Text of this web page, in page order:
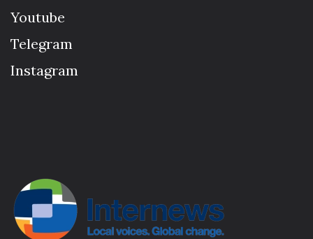
Youtube
Telegram
Instagram